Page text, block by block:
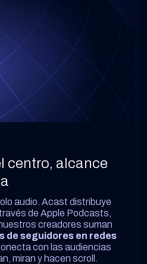
centro, alcance
audio. Acast distribuye
de Apple Podcasts,
creadores suman
de seguidores en redes
con las audiencias
miran y hacen scroll.